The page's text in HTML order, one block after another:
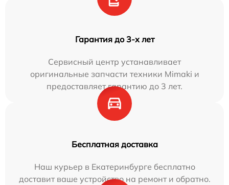
Гарантия до 3-х лет
Сервисный центр устанавливает
оригинальные запчасти техники Mimaki и
предоставляет гарантию до 3 лет.
Бесплатная доставка
Наш курьер в Екатеринбурге бесплатно
доставит ваше устройство на ремонт и обратно.